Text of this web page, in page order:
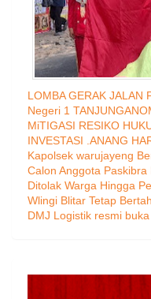
LOMBA GERAK JALAN
Negeri 1
MiTIGASI RESIKO
INVESTASI .ANANG
Kapolsek warujayeng
Calon Anggota Paskibra
Ditolak Warga Hingga
Wlingi Blitar Tetap
DMJ Logistik resmi